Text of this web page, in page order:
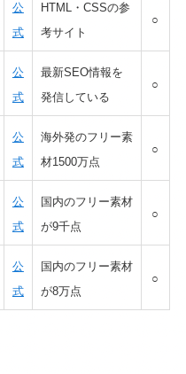
公
式
HTML・CSSの参
考サイト
○
公
式
最新SEO情報を
発信している
○
公
式
海外発のフリー素
材1500万点
○
公
式
国内のフリー素材
が9千点
○
公
式
国内のフリー素材
が8万点
○